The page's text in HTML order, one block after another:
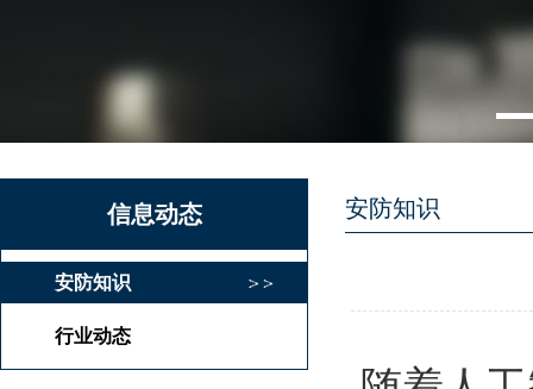
信息动态
安防知识
行业动态
安防知识